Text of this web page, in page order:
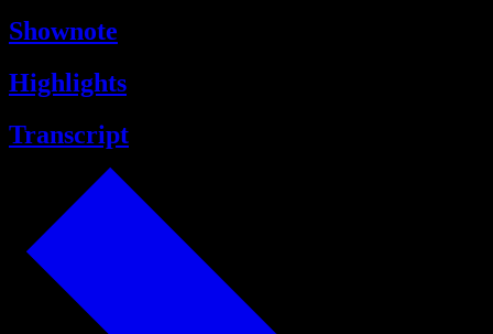
Shownote
Highlights
Transcript